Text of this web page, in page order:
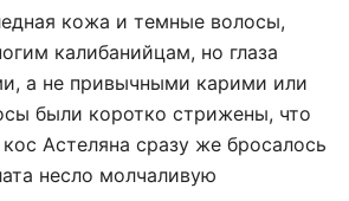
кожа и темные волосы,
калибанийцам, но глаза
а не привычными карими или
были коротко стрижены, что
Астеляна сразу же бросалось
несло молчаливую